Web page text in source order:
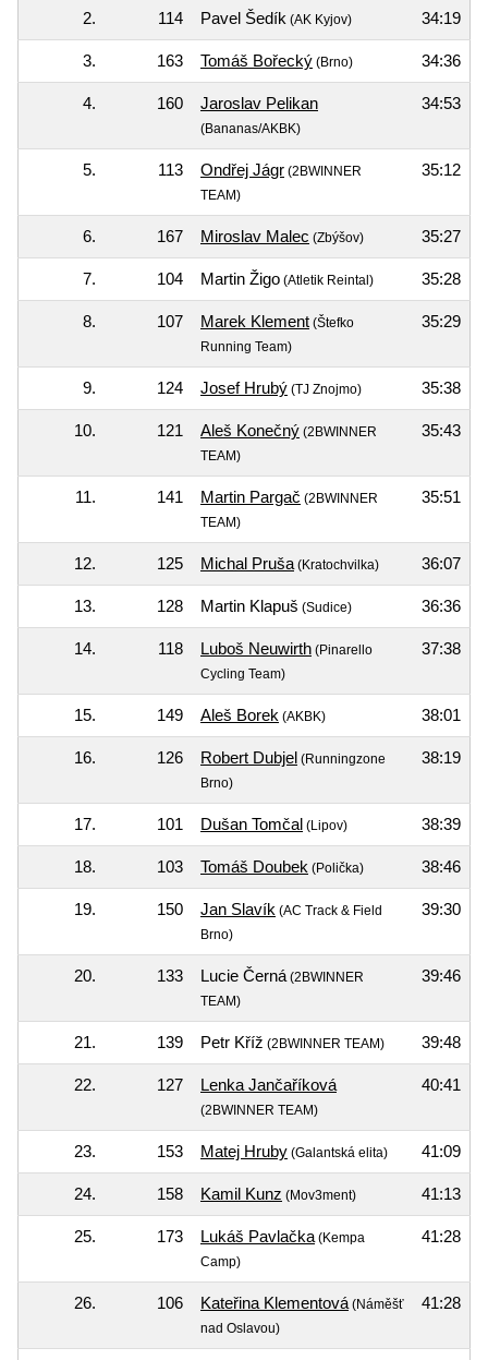
2. 114 Pavel Šedík (AK Kyjov) 34:19
3. 163 Tomáš Bořecký (Brno) 34:36
4. 160 Jaroslav Pelikan
(Bananas/AKBK)
34:53
5. 113 Ondřej Jágr (2BWINNER
TEAM)
35:12
6. 167 Miroslav Malec (Zbýšov) 35:27
7. 104 Martin Žigo (Atletik Reintal) 35:28
8. 107 Marek Klement (Štefko
Running Team)
35:29
9. 124 Josef Hrubý (TJ Znojmo) 35:38
10. 121 Aleš Konečný (2BWINNER
TEAM)
35:43
11. 141 Martin Pargač (2BWINNER
TEAM)
35:51
12. 125 Michal Pruša (Kratochvilka) 36:07
13. 128 Martin Klapuš (Sudice) 36:36
14. 118 Luboš Neuwirth (Pinarello
Cycling Team)
37:38
15. 149 Aleš Borek (AKBK) 38:01
16. 126 Robert Dubjel (Runningzone
Brno)
38:19
17. 101 Dušan Tomčal (Lipov) 38:39
18. 103 Tomáš Doubek (Polička) 38:46
19. 150 Jan Slavík (AC Track & Field
Brno)
39:30
20. 133 Lucie Černá (2BWINNER
TEAM)
39:46
21. 139 Petr Kříž (2BWINNER TEAM) 39:48
22. 127 Lenka Jančaříková
(2BWINNER TEAM)
40:41
23. 153 Matej Hruby (Galantská elita) 41:09
24. 158 Kamil Kunz (Mov3ment) 41:13
25. 173 Lukáš Pavlačka (Kempa
Camp)
41:28
26. 106 Kateřina Klementová (Náměšť
nad Oslavou)
41:28